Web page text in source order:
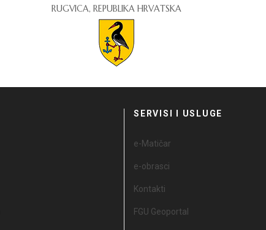
RUGVICA, REPUBLIKA HRVATSKA
SERVISI I USLUGE
e-Matičar
e-obrasci
Kontakti
FGU Geoportal